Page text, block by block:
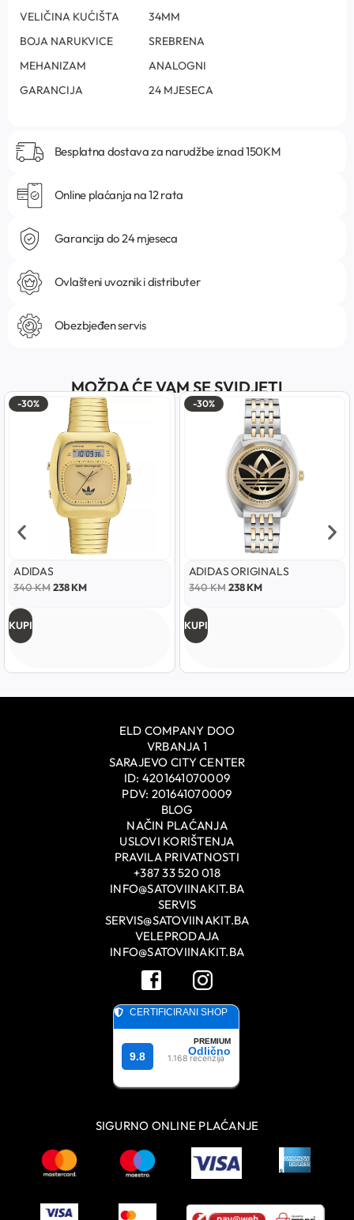
VELIČINA KUĆIŠTA
34MM
BOJA NARUKVICE
SREBRENA
MEHANIZAM
ANALOGNI
GARANCIJA
24 MJESECA
Besplatna dostava za narudžbe iznad 150KM
Online plaćanja na 12 rata
Garancija do 24 mjeseca
Ovlašteni uvoznik i distributer
Obezbjeđen servis
MOŽDA ĆE VAM SE SVIDJETI
-30%
ADIDAS
340KM238KM
KUPI
-30%
ADIDAS ORIGINALS
340KM 238KM
KUPI
ELD COMPANY DOO
VRBANJA 1
SARAJEVO CITY CENTER
ID: 4201641070009
PDV: 201641070009
BLOG
NAČIN PLAĆANJA
USLOVI KORIŠTENJA
PRAVILA PRIVATNOSTI
+387 33 520 018
INFO@SATOVIINAKIT.BA
SERVIS
SERVIS@SATOVIINAKIT.BA
VELEPRODAJA
INFO@SATOVIINAKIT.BA
SIGURNO ONLINE PLAĆANJE